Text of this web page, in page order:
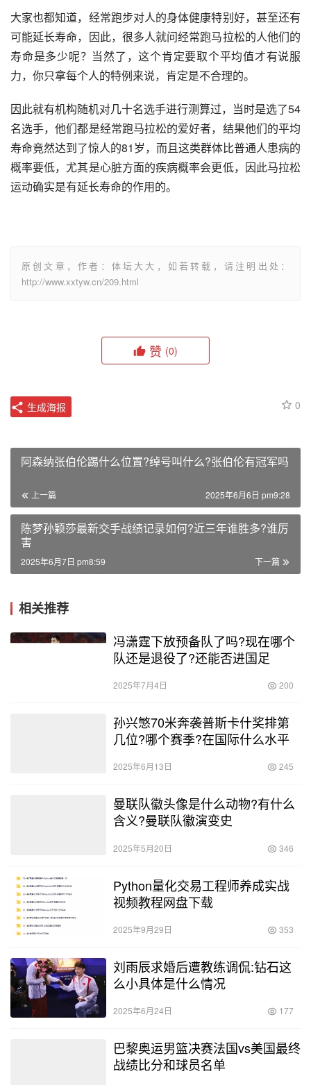
大家也都知道，经常跑步对人的身体健康特别好，甚至还有
可能延长寿命，因此，很多人就问经常跑马拉松的人他们的
寿命是多少呢？当然了，这个肯定要取个平均值才有说服
力，你只拿每个人的特例来说，肯定是不合理的。
因此就有机构随机对几十名选手进行测算过，当时是选了54
名选手，他们都是经常跑马拉松的爱好者，结果他们的平均
寿命竟然达到了惊人的81岁，而且这类群体比普通人患病的
概率要低，尤其是心脏方面的疾病概率会更低，因此马拉松
运动确实是有延长寿命的作用的。
原创文章，作者：体坛大大，如若转载，请注明出处：
http://www.xxtyw.cn/209.html
赞 (0)
0
生成海报
阿森纳张伯伦踢什么位置?绰号叫什么?张伯伦有冠军吗
上一篇 2025年6月6日 pm9:28
陈梦孙颖莎最新交手战绩记录如何?近三年谁胜多?谁厉
害
下一篇
2025年6月7日 pm8:59
相关推荐
冯潇霆下放预备队了吗?现在哪个
队还是退役了?还能否进国足
2025年7月4日 200
孙兴慜70米奔袭普斯卡什奖排第
几位?哪个赛季?在国际什么水平
2025年6月13日 245
曼联队徽头像是什么动物?有什么
含义?曼联队徽演变史
2025年5月20日 346
Python量化交易工程师养成实战
视频教程网盘下载
2025年9月29日 353
刘雨辰求婚后遭教练调侃:钻石这
么小具体是什么情况
2025年6月24日 177
巴黎奥运男篮决赛法国vs美国最终
战绩比分和球员名单